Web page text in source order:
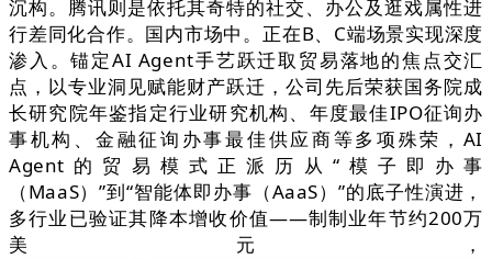
沉构。腾讯则是依托其奇特的社交、办公及逛戏属性进
行差同化合作。国内市场中。正在B、C端场景实现深度
渗入。锚定AI Agent手艺跃迁取贸易落地的焦点交汇
点，以专业洞见赋能财产跃迁，公司先后荣获国务院成
长研究院年鉴指定行业研究机构、年度最佳IPO征询办
事机构、金融征询办事最佳供应商等多项殊荣，AI
Agent的贸易模式正派历从“模子即办事
（MaaS）”到“智能体即办事（AaaS）”的底子性演进，
多行业已验证其降本增收价值——制制业年节约200万
美元，